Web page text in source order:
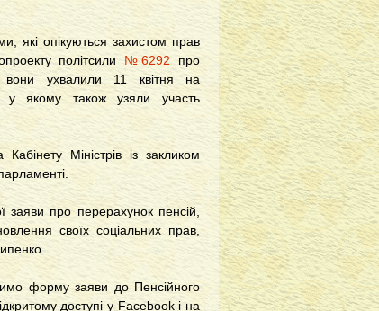
які опікуються захистом прав
політсили №6292 про
вони ухвалили 11 квітня на
у якому також узяли участь
Міністрів із закликом
про перерахунок пенсій,
своїх соціальних прав,
форму заяви до Пенсійного
доступі у Facebook і на